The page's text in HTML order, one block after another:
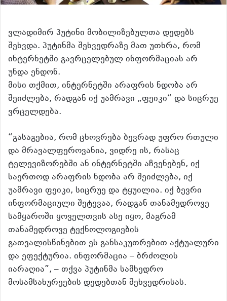
ვლადიმირ პუტინი მობილიზებულთა დედებს
შეხვდა. პუტინმა შეხვედრაზე მათ უთხრა, რომ
ინტერნეტში გავრცელებულ ინფორმაციას არ
უნდა ენდონ.
მისი თქმით, ინტერნეტში არაფრის ნდობა არ
შეიძლება, რადგან იქ უამრავი „ფეიკი“ და სიცრუე
ვრცელდება.
“გასაგებია, რომ ცხოვრება ბევრად უფრო რთული
და მრავალფეროვანია, ვიდრე ის, რასაც
ტელევიზორებში ან ინტერნეტში აჩვენებენ, იქ
საერთოდ არაფრის ნდობა არ შეიძლება, იქ
უამრავი ფეიკი, სიცრუე და ტყუილია. იქ ბევრი
ინფორმაციული შეტევაა, რადგან თანამედროვე
სამყაროში ყოველთვის ასე იყო, მაგრამ
თანამედროვე ტექნოლოგიების
გათვალისწინებით ეს განსაკუთრებით აქტუალური
და ეფექტურია. ინფორმაცია – ბრძოლის
იარაღია”, – თქვა პუტინმა სამხედრო
მოსამსახურეების დედებთან შეხვედრისას.